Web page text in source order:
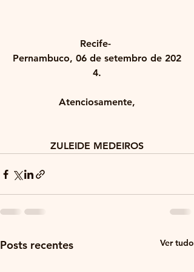
Recife-
Pernambuco, 06 de setembro de 202
4.
Atenciosamente,
ZULEIDE MEDEIROS
Posts recentes Ver tudo